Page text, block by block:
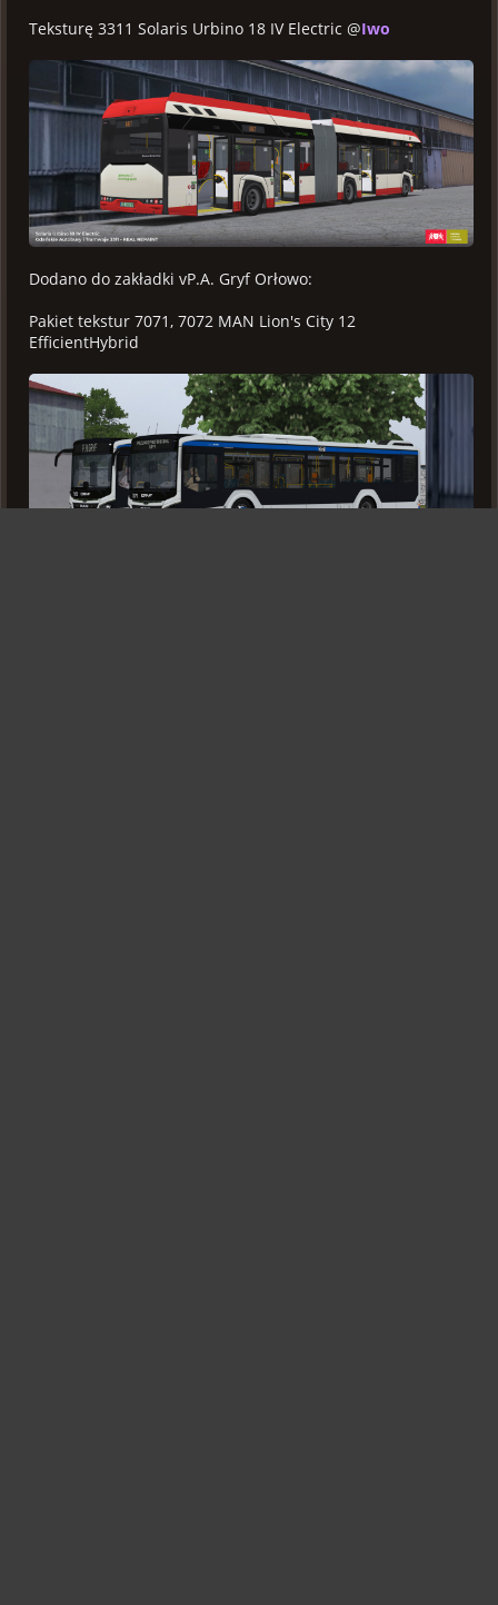
Teksturę 3311 Solaris Urbino 18 IV Electric @Iwo
Dodano do zakładki vP.A. Gryf Orłowo:
Pakiet tekstur 7071, 7072 MAN Lion's City 12
EfficientHybrid